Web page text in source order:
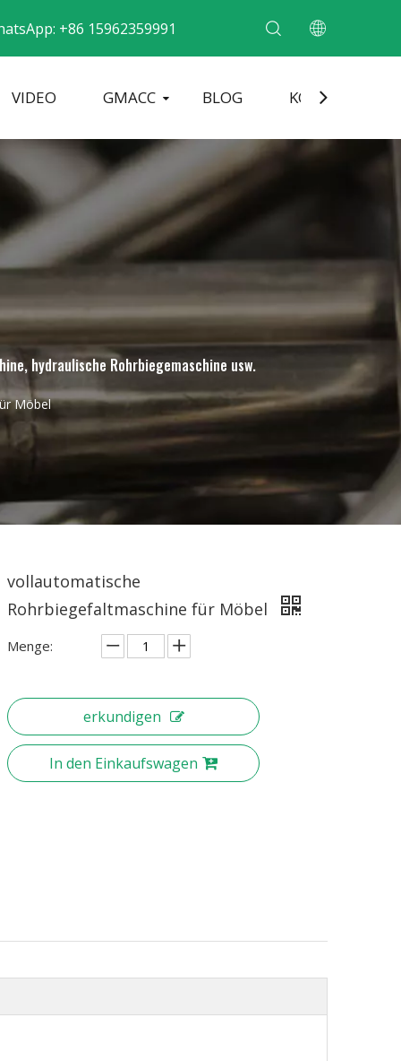
+86 15962359991
VIDEO GMACC BLOG KONTAKT
hydraulische Rohrbiegemaschine usw.
Möbel
vollautomatische
Rohrbiegefaltmaschine für Möbel
Menge:
erkundigen
In den Einkaufswagen